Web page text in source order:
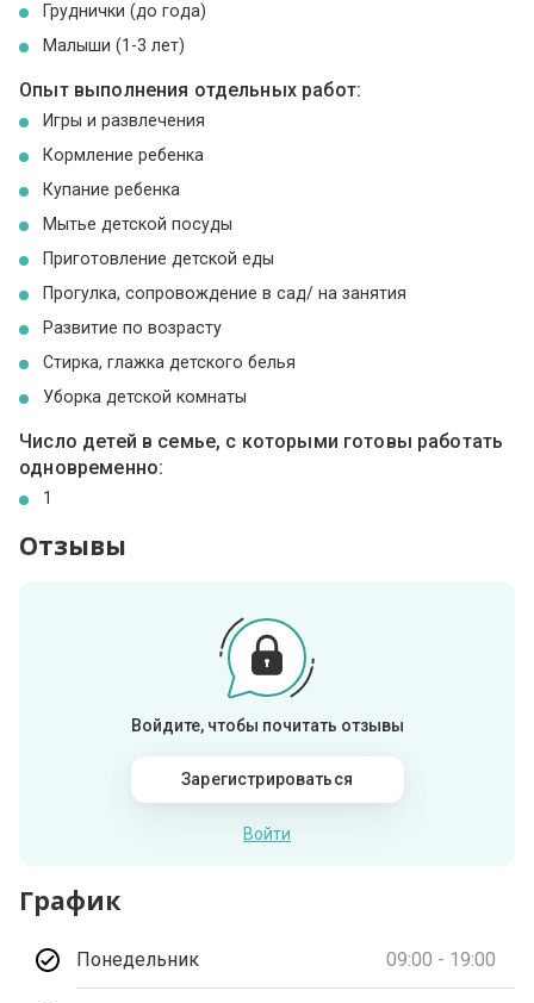
Груднички (до года)
Малыши (1-3 лет)
Опыт выполнения отдельных работ:
Игры и развлечения
Кормление ребенка
Купание ребенка
Мытье детской посуды
Приготовление детской еды
Прогулка, сопровождение в сад/ на занятия
Развитие по возрасту
Стирка, глажка детского белья
Уборка детской комнаты
Число детей в семье, с которыми готовы работать
одновременно:
1
Отзывы
Войдите, чтобы почитать отзывы
Зарегистрироваться
Войти
График
Понедельник 09:00 - 19:00